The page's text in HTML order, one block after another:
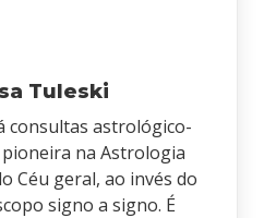
Tuleski
consultas astrológico-
na Astrologia
Céu geral, ao invés do
signo a signo. É